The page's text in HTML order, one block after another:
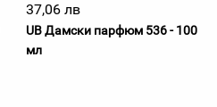
37,06 лв
UB Дамски парфюм 536 - 100
мл